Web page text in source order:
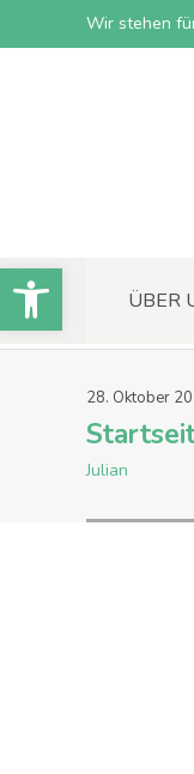
Wir stehen
ÜBER
28. Oktober
Julian
Open toolbar